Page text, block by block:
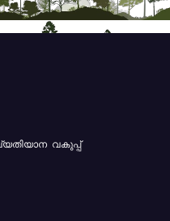
വകുപ്പ്